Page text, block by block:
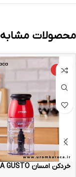
محصولات مشابه
-10%
خردکن امسان BELLA GUSTO قرمز